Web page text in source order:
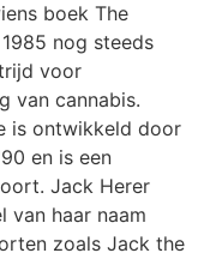
boek The
nog steeds
voor
van cannabis.
is ontwikkeld door
en is een
Jack Herer
van haar naam
zoals Jack the